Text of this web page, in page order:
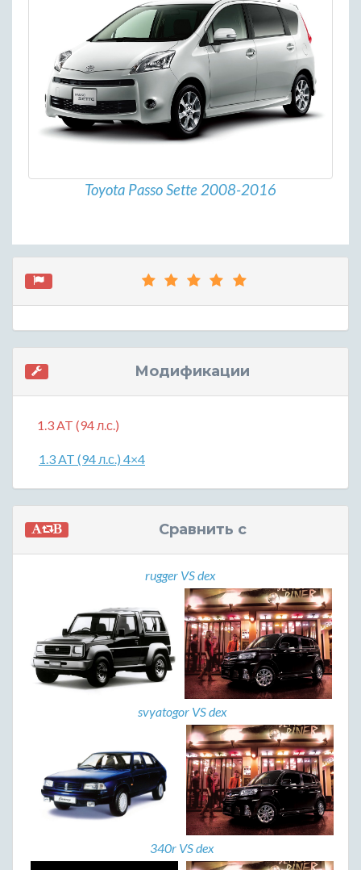
Toyota Passo Sette 2008-2016
Модификации
1.3 AT (94 л.с.)
1.3 AT (94 л.с.) 4×4
Сравнить с
rugger VS dex
svyatogor VS dex
340r VS dex